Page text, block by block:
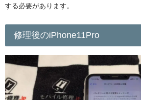
する必要があります。
修理後のiPhone11Pro